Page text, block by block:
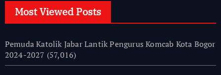
Most Viewed Posts
Pemuda Katolik Jabar Lantik Pengurus Komcab Kota Bogor
2024-2027 (57,016)